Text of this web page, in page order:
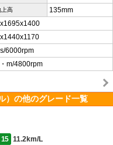
上高 135mm
6000rpm
m/4800rpm
）の他のグレード一覧
11.2km/L